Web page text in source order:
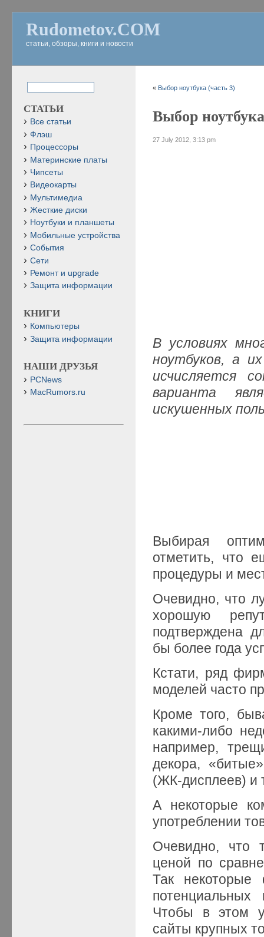
Rudometov.COM
статьи, обзоры, книги и новости
« Выбор ноутбука (часть 3)
Выбор
27 July 2012, 3:13 pm
В условиях
ноутбуков, а
исчисляется
варианта
искушенных
Выбирая
отметить, что
процедуры и
Очевидно, что
хорошую
подтверждена
бы более года
Кстати, ряд
моделей часто
Кроме того,
какими-либо
например,
декора,
(ЖК-дисплеев) и
А некоторые
употреблении
Очевидно, что
ценой по
Так
Чтобы в этом
сайты крупных
СТАТЬИ
Все статьи
Флэш
Процессоры
Материнские платы
Чипсеты
Видеокарты
Мультимедиа
Жесткие диски
Ноутбуки и планшеты
Мобильные устройства
События
Сети
Ремонт и upgrade
Защита информации
КНИГИ
Компьютеры
Защита информации
НАШИ ДРУЗЬЯ
PCNews
MacRumors.ru